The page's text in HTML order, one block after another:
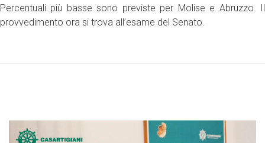
Percentuali più basse sono previste per Molise e Abruzzo. Il
provvedimento ora si trova all’esame del Senato.